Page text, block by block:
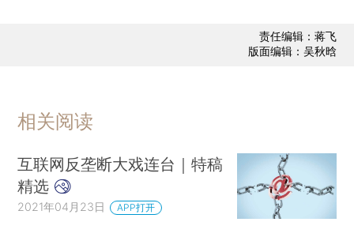
责任编辑：蒋飞
版面编辑：吴秋晗
相关阅读
互联网反垄断大戏连台｜特稿
精选
2021年04月23日 APP打开